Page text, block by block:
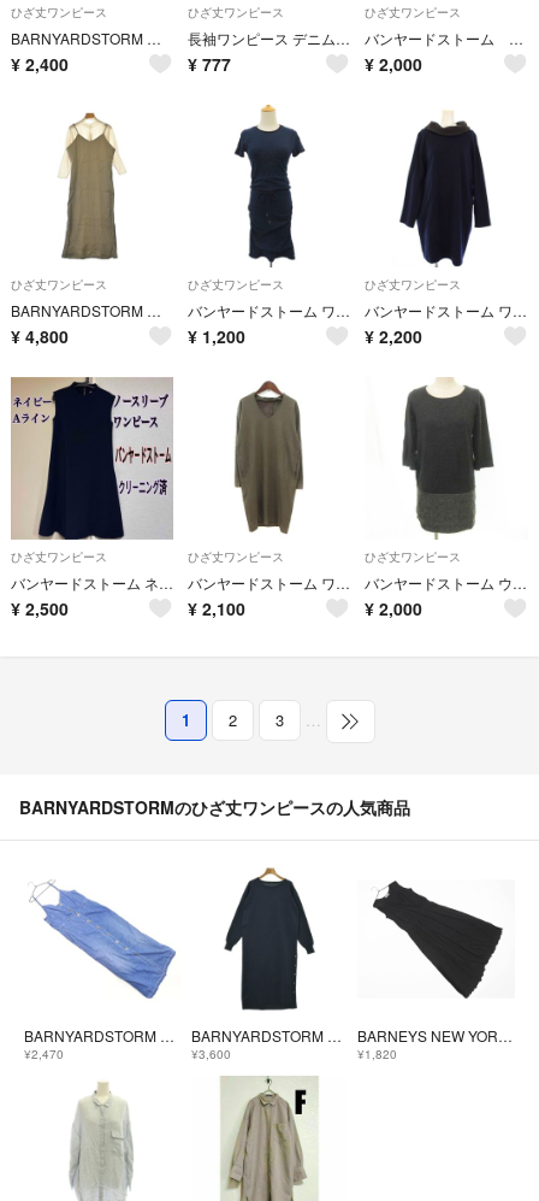
ひざ丈ワンピース
BARNYARDSTORM バーンヤードストーム ワンピース M 黒 【古着】【中古】【送料無料】
¥ 2,400
ひざ丈ワンピース
長袖ワンピース デニム ひざ丈ワンピース インディゴ 春 秋 無地 長袖ワンピ
¥ 777
ひざ丈ワンピース
バンヤードストーム ワンピース濃紺 S
¥ 2,000
ひざ丈ワンピース
BARNYARDSTORM バーンヤードストーム ワンピース M カーキ 【古着】【中古】【送料無料】
¥ 4,800
ひざ丈ワンピース
バンヤードストーム ワンピース 0 紺 半袖 ラウンドネック ひざ丈
¥ 1,200
ひざ丈ワンピース
バンヤードストーム ワンピース ウール 長袖 ひざ丈 1 紺 グレー
¥ 2,200
ひざ丈ワンピース
バンヤードストーム ネイビー Aライン ノースリーブワンピース クリーニング済
¥ 2,500
ひざ丈ワンピース
バンヤードストーム ワンピース ひざ丈 長袖 0 S 緑 カーキ
¥ 2,100
ひざ丈ワンピース
バンヤードストーム ウール ワンピース ひざ丈 長袖 クルーネック S ■TC
¥ 2,000
1 2 3 …
BARNYARDSTORMのひざ丈ワンピースの人気商品
BARNYARDSTORM バンヤードストーム フロントボタン キャミソール ワンピース size0/紺 ■◆ レディース
¥2,470
BARNYARDSTORM バーンヤードストーム ワンピース S 紺 【古着】【中古】【送料無料】
¥3,600
BARNEYS NEW YORK バーニーズニューヨーク ノースリーブ カシュクール風 ワンピース 黒 ■◆ レディース
¥1,820